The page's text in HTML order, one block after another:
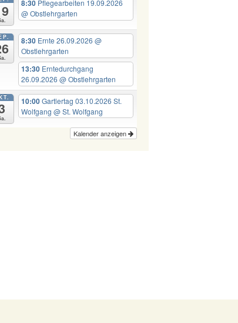
8:30 Pflegearbeiten 19.09.2026
@ Obstlehrgarten
8:30 Ernte 26.09.2026@
Obstlehrgarten
13:30 Erntedurchgang
26.09.2026@ Obstlehrgarten
10:00Gartlertag 03.10.2026 St.
Wolfgang@ St. Wolfgang
Kalender anzeigen